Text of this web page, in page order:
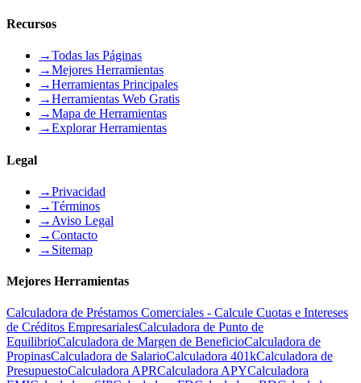
Recursos
→Todas las Páginas
→Mejores Herramientas
→Herramientas Principales
→Herramientas Web Gratis
→Mapa de Herramientas
→Explorar Herramientas
Legal
→Privacidad
→Términos
→ Aviso Legal
→Contacto
→ Sitemap
Mejores Herramientas
Calculadora de Préstamos Comerciales - Calcule Cuotas e Intereses
de Créditos EmpresarialesCalculadora de Punto de
EquilibrioCalculadora de Margen de BeneficioCalculadora de
PropinasCalculadora de SalarioCalculadora 401kCalculadora de
PresupuestoCalculadora APRCalculadora APYCalculadora